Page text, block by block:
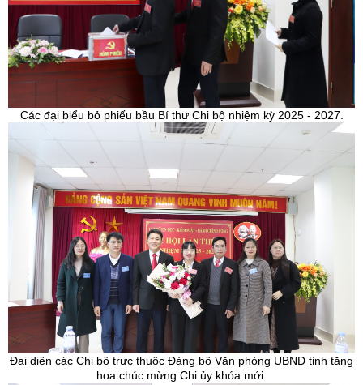
Các đại biểu bỏ phiếu bầu Bí thư Chi bộ nhiệm kỳ 2025 - 2027.
Đại diện các Chi bộ trực thuộc Đảng bộ Văn phòng UBND tỉnh tặng
hoa chúc mừng Chi ủy khóa mới.